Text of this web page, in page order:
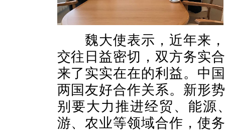
魏大使表示，近年来，
交往日益密切，双方务实
来了实实在在的利益。中
两国友好合作关系。新形
别要大力推进经贸、能源
游、农业等领域合作，使